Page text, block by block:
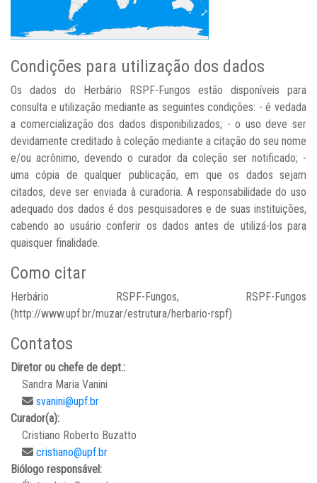
Condições para utilização dos dados
Os dados do Herbário RSPF-Fungos estão disponíveis para
consulta e utilização mediante as seguintes condições: - é vedada
a comercialização dos dados disponibilizados; - o uso deve ser
devidamente creditado à coleção mediante a citação do seu nome
e/ou acrônimo, devendo o curador da coleção ser notificado; -
uma cópia de qualquer publicação, em que os dados sejam
citados, deve ser enviada à curadoria. A responsabilidade do uso
adequado dos dados é dos pesquisadores e de suas instituições,
cabendo ao usuário conferir os dados antes de utilizá-los para
quaisquer finalidade.
Como citar
Herbário RSPF-Fungos, RSPF-Fungos
(http://www.upf.br/muzar/estrutura/herbario-rspf)
Contatos
Diretor ou chefe de dept.:
Sandra Maria Vanini
svanini@upf.br
Curador(a):
Cristiano Roberto Buzatto
cristiano@upf.br
Biólogo responsável: